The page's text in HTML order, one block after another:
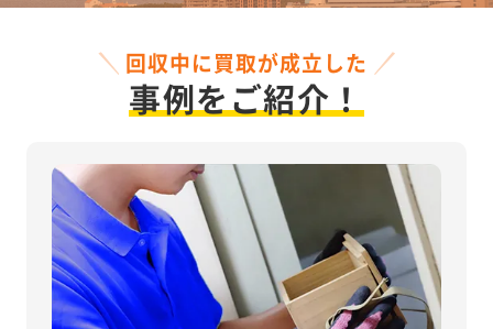
回収中に買取が成立した
事例をご紹介！